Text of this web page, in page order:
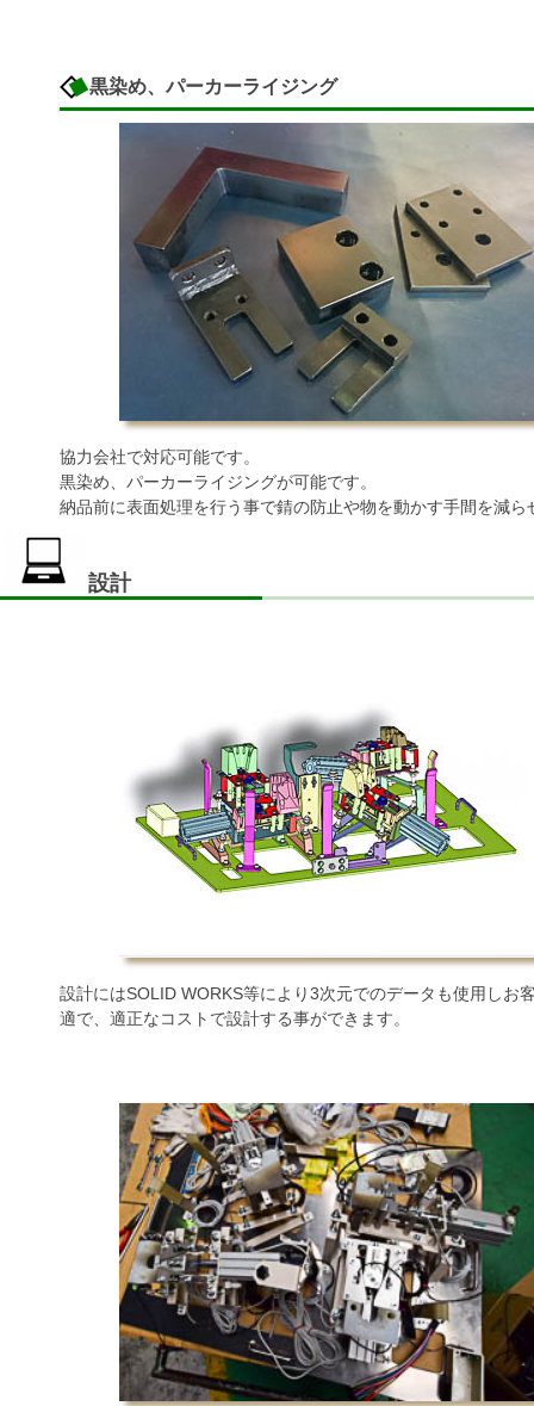
黒染め、パーカーライジング
協力会社で対応可能です。
黒染め、パーカーライジングが可能です。
納品前に表面処理を行う事で錆の防止や物を動かす手間を減ら
設計
設計にはSOLID WORKS等により3次元でのデータも使用しお
適で、適正なコストで設計する事ができます。